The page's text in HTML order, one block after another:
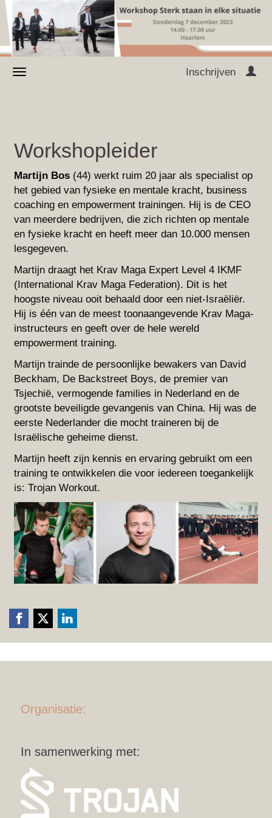
Inschrijven
Workshopleider
Martijn Bos (44) werkt ruim 20 jaar als specialist op
het gebied van fysieke en mentale kracht, business
coaching en empowerment trainingen. Hij is de CEO
van meerdere bedrijven, die zich richten op mentale
en fysieke kracht en heeft meer dan 10.000 mensen
lesgegeven.
Martijn draagt het Krav Maga Expert Level 4 IKMF
(International Krav Maga Federation). Dit is het
hoogste niveau ooit behaald door een niet-Israëliër.
Hij is één van de meest toonaangevende Krav Maga-
instructeurs en geeft over de hele wereld
empowerment training.
Martijn trainde de persoonlijke bewakers van David
Beckham, De Backstreet Boys, de premier van
Tsjechië, vermogende families in Nederland en de
grootste beveiligde gevangenis van China. Hij was de
eerste Nederlander die mocht traineren bij de
Israëlische geheime dienst.
Martijn heeft zijn kennis en ervaring gebruikt om een
training te ontwikkelen die voor iedereen toegankelijk
is: Trojan Workout.
Organisatie:
In samenwerking met: